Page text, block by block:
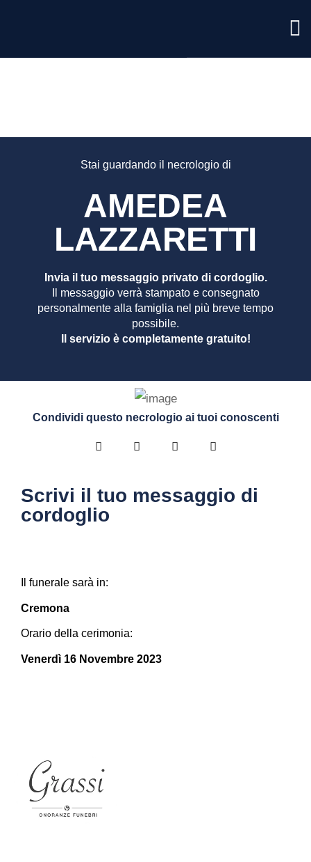
Stai guardando il necrologio di
AMEDEA
LAZZARETTI
Invia il tuo messaggio privato di cordoglio.
Il messaggio verrà stampato e consegnato
personalmente alla famiglia nel più breve tempo
possibile.
Il servizio è completamente gratuito!
Condividi questo necrologio ai tuoi conoscenti
Scrivi il tuo messaggio di
cordoglio
Il funerale sarà in:
Cremona
Orario della cerimonia:
Venerdì 16 Novembre 2023